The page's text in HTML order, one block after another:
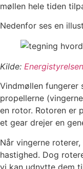
møllen hele tiden
Nedenfor ses en
Kilde: Energistyrelsen
Vindmøllen fungerer
propellerne
en rotor. Rotoren er
et gear drejer en
Når vingerne
hastighed. Dog
vi kan udnytte dem